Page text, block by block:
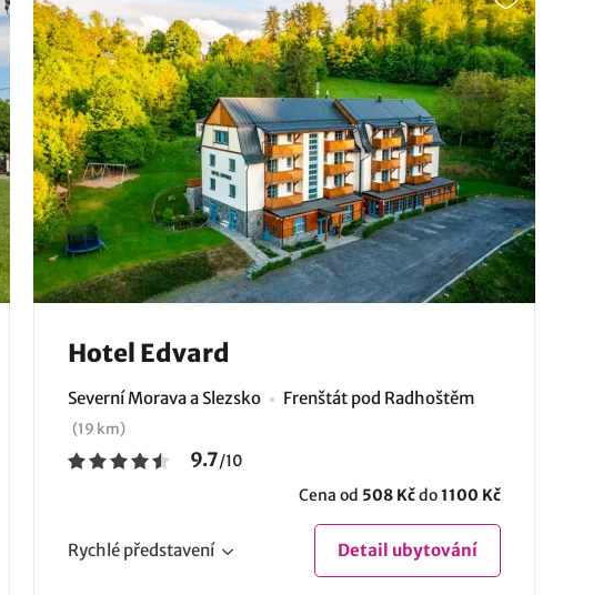
Hotel Edvard
Severní Morava a Slezsko Frenštát pod Radhoštěm
(19 km)
9.7/10
Cena od 508 Kčdo1100 Kč
Rychlé představení Detail ubytování